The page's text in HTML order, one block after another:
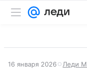
16 января 2026 Леди